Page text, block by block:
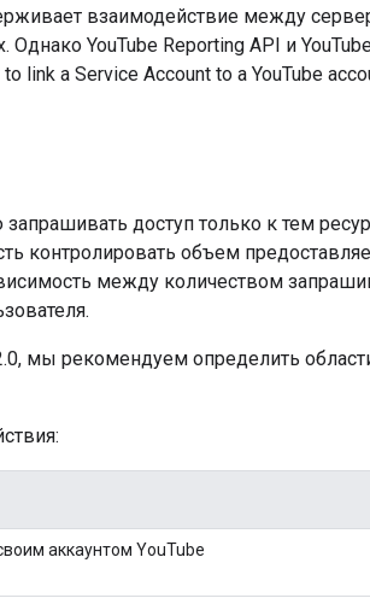
взаимодействие между
Однако YouTube Reporting API и
link a Service Account to a YouTube
доступ только к тем
контролировать объем
между количеством
мы рекомендуем определить
аккаунтом YouTube